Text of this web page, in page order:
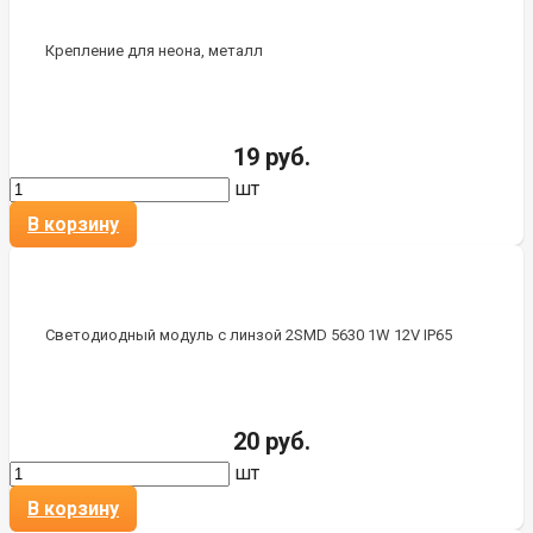
Крепление для неона, металл
19 руб.
шт
В корзину
Светодиодный модуль с линзой 2SMD 5630 1W 12V IP65
20 руб.
шт
В корзину